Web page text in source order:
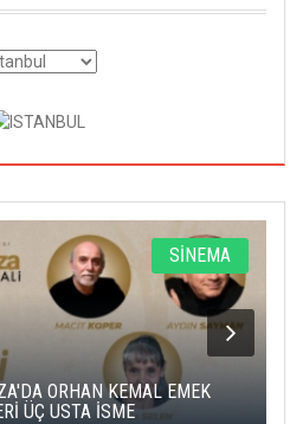
SİNEMA
ORHAN KEMAL EMEK
ÜÇ USTA İSME